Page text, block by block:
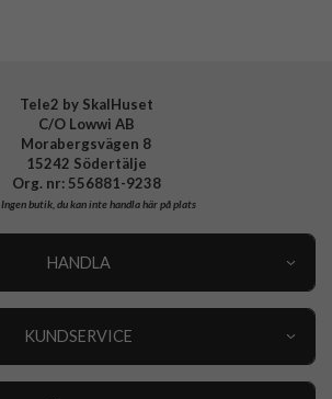
Tele2 by SkalHuset
C/O Lowwi AB
Morabergsvägen 8
15242 Södertälje
Org. nr: 556881-9238
Ingen butik, du kan inte handla här på plats
HANDLA
KUNDSERVICE